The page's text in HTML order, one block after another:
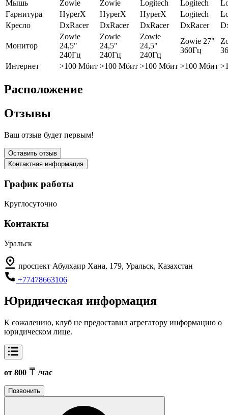
Мышь
Zowie Zowie Logitech Logitech
Гарнитура
HyperX HyperX HyperX Logitech
Кресло
DxRacer DxRacer DxRacer DxRacer
Монитор
Zowie
24,5"
240Гц
Zowie
24,5"
240Гц
Zowie
24,5"
240Гц
Zowie 27"
360Гц
Интернет
>100 Мбит >100 Мбит >100 Мбит >100 Мбит
Расположение
Отзывы
Ваш отзыв будет первым!
Оставить отзыв
Контактная информация
График работы
Круглосуточно
Контакты
Уральск
проспект Абулхаир Хана, 179, Уральск, Казахстан
+77478663106
Юридическая информация
К сожалению, клуб не предоставил агрегатору информацию о
юридическом лице.
от 800 /час
Позвонить